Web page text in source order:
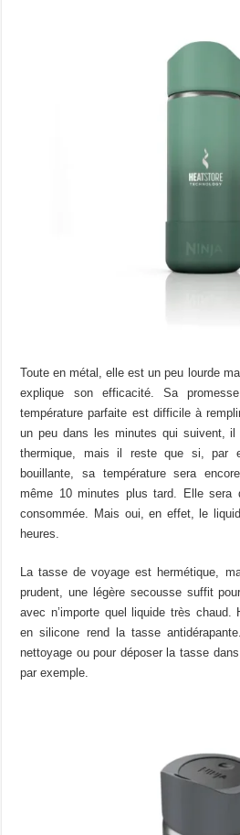
Toute en métal, elle est un peu lourde
explique son efficacité. Sa
température parfaite est difficile à
un peu dans les minutes qui suivent,
thermique, mais il reste que si, par
bouillante, sa température sera
même 10 minutes plus tard. Elle sera
consommée. Mais oui, en effet, le
heures.
La tasse de voyage est hermétique,
prudent, une légère secousse suffit
avec n’importe quel liquide très chaud.
en silicone rend la tasse
nettoyage ou pour déposer la tasse
par exemple.